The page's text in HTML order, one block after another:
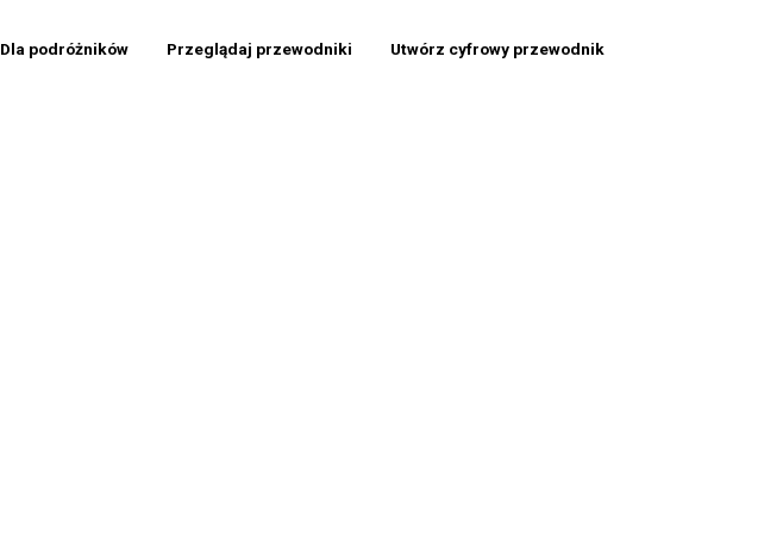
Dla podróżników Przeglądaj przewodniki Utwórz cyfrowy przewodnik